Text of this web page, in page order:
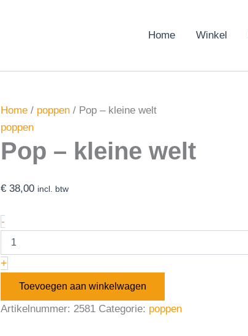
Home Winkel
Home / poppen / Pop – kleine welt
poppen
Pop – kleine welt
€ 38,00 incl. btw
-
+
Toevoegen aan winkelwagen
Artikelnummer: 2581 Categorie: poppen